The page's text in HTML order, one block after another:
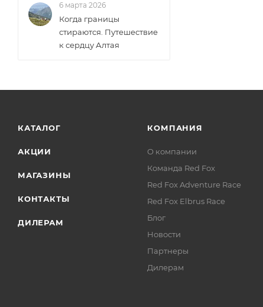
6 марта 2026
Когда границы
стираются. Путешествие
к сердцу Алтая
КАТАЛОГ
АКЦИИ
МАГАЗИНЫ
КОНТАКТЫ
ДИЛЕРАМ
КОМПАНИЯ
О компании
Команда Red Fox
Red Fox Adventure Race
Red Fox Elbrus Race
Блог
Новости
Партнеры
Дилерам